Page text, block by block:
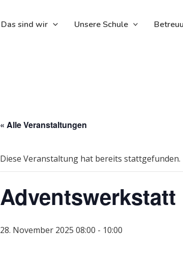
Das sind wir Unsere Schule
« Alle Veranstaltungen
Diese Veranstaltung hat bereits stattgefunden.
Adventswerkstatt
28. November 2025 08:00 - 10:00